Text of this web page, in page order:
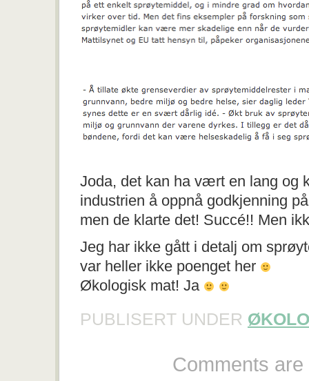
Joda, det kan ha vært en lang og
industrien å oppnå godkjenning
men de klarte det! Succé!! Men
Jeg har ikke gått i detalj om
var heller ikke poenget her
Økologisk mat! Ja
PUBLISERT UNDER
Comments